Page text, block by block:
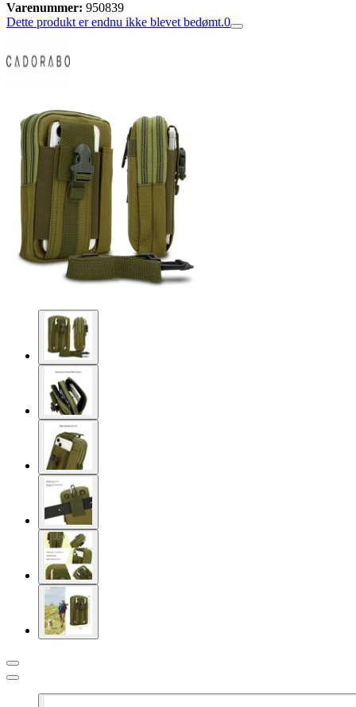
Varenummer: 950839
Dette produkt er endnu ikke blevet bedømt.0